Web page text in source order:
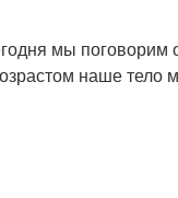
мы поговорим
наше тело